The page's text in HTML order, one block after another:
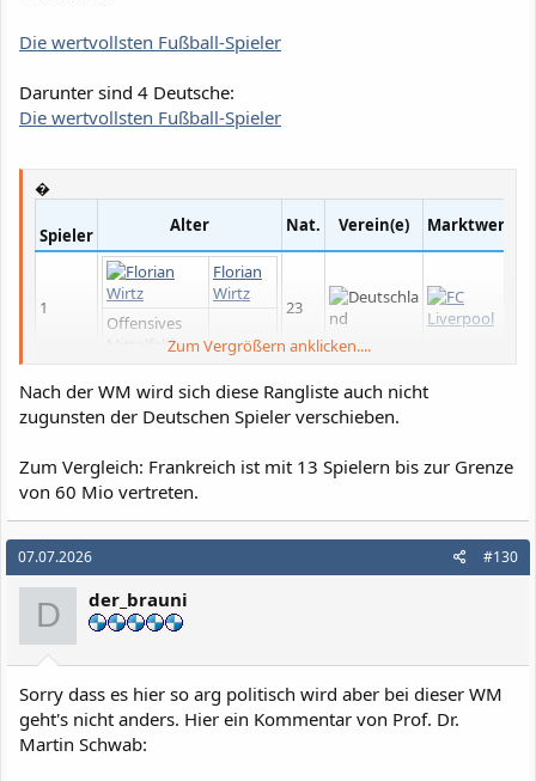
Die wertvollsten Fußball-Spieler
Darunter sind 4 Deutsche:
Die wertvollsten Fußball-Spieler
�
Spieler Alter Nat. Verein(e) Marktwert
1
Florian
Wirtz
Offensives
Mittelfeld
23
2
Jamal
Musiala
Mittelfeld
23
3
Mittelfeld
22
Mittelfeld
18
Zum Vergrößern anklicken....
Nach der WM wird sich diese Rangliste auch nicht
zugunsten der Deutschen Spieler verschieben.
Zum Vergleich: Frankreich ist mit 13 Spielern bis zur Grenze
von 60 Mio vertreten.
07.07.2026 #130
D der_brauni
Sorry dass es hier so arg politisch wird aber bei dieser WM
geht's nicht anders. Hier ein Kommentar von Prof. Dr.
Martin Schwab: